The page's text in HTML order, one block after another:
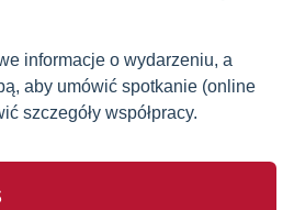
informacje o wydarzeniu, a
aby umówić spotkanie (online
szczegóły współpracy.